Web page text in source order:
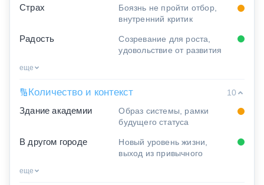
Страх
Боязнь не пройти отбор,
внутренний критик
Радость
Созревание для роста,
удовольствие от развития
еще
🔢 Количество и контекст
10
Здание академии
Образ системы, рамки
будущего статуса
В другом городе
Новый уровень жизни,
выход из привычного
еще